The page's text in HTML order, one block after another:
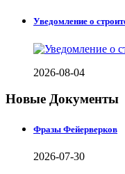
Уведомление о
2026-08-04
Новые Документы
Фразы Фейерверков
2026-07-30